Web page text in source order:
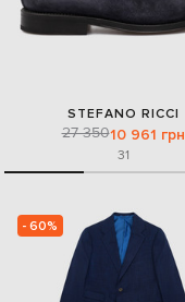
STEFANO RICCI
27 35010 961 грн
31
- 60%